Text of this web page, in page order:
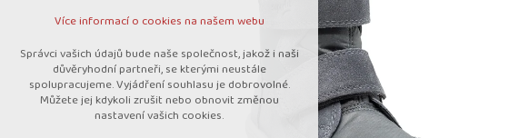
návštěvnosti
marketingová cookies (Google)
Více informací o cookies na našem webu
Více informací o cookies na našem webu
Správci vašich údajů bude naše společnost, jakož i naši
důvěryhodní partneři, se kterými neustále
spolupracujeme. Vyjádření souhlasu je dobrovolné.
Můžete jej kdykoli zrušit nebo obnovit změnou
nastavení vašich cookies.